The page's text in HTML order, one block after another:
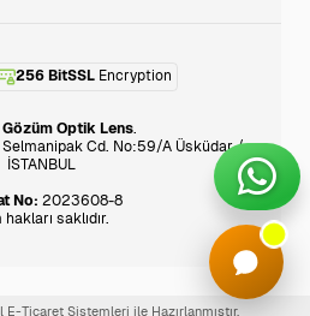
256 BitSSL Encryption
Gözüm Optik Lens.
Cd. No:59/A Üsküdar /
İSTANBUL
No: 2023608-8
hakları saklıdır.
Ticaret Sistemleri ile Hazırlanmıştır.